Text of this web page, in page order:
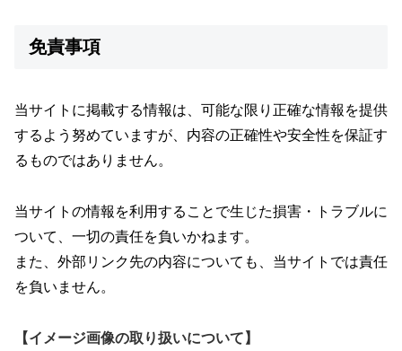
免責事項
当サイトに掲載する情報は、可能な限り正確な情報を提供
するよう努めていますが、内容の正確性や安全性を保証す
るものではありません。
当サイトの情報を利用することで生じた損害・トラブルに
ついて、一切の責任を負いかねます。
また、外部リンク先の内容についても、当サイトでは責任
を負いません。
【イメージ画像の取り扱いについて】